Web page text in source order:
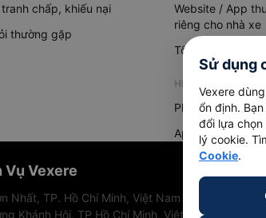
chấp, khiếu nại
thường gặp
Website / App
riêng cho nhà xe
Tổng đài AI
HỆ THỐNG QUẢN
Phần mềm quản
App quản lý
Vụ Vexere
Nhất, TP. Hồ Chí Minh, Việt Nam
Khánh Hội, TP Hồ Chí Minh, Việt Nam
Sử dụng
Vexere
ổn định.
đổi lựa
lý cookie.
Cookie.